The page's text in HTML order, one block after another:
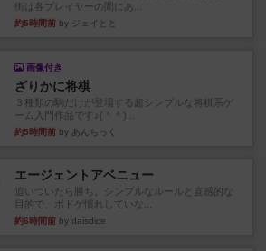
街は各プレイヤーの間にあ...
約5時間前 by ジェイとと
画像付き
ざりかに将棋
３種類の駒だけが登場する超シンプルな将棋系ゲ
ーム入門作品です♪(＾＾)...
約5時間前 by あんちっく
エージェントアベニュー
追いついたら勝ち。シンプルなルールと直感的な
目的で、ボドゲ慣れしていな...
約6時間前 by daisdice